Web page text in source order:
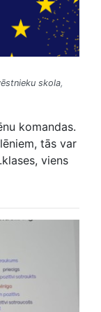
skola,
komandas.
tās var
viens